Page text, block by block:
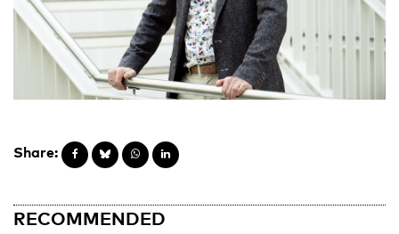
Share:
RECOMMENDED